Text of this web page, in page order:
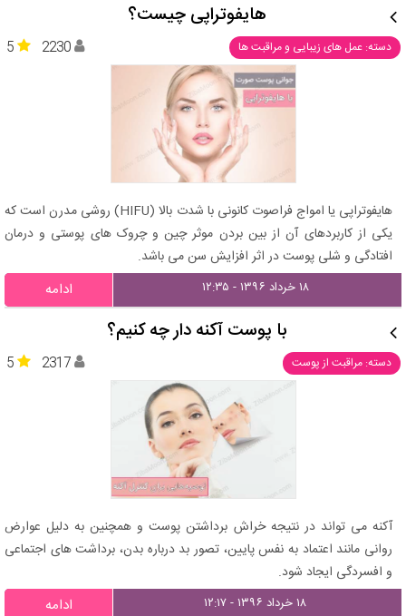
هایفوتراپی چیست؟
دسته: عمل های زیبایی و مراقبت ها 5 2230
هایفوتراپی یا امواج فراصوت کانونی با شدت بالا (HIFU) روشی مدرن است که
یکی از کاربردهای آن از بین بردن موثر چین و چروک های پوستی و درمان
افتادگی و شلی پوست در اثر افزایش سن می باشد.
۱۸ خرداد ۱۳۹۶ - ۱۲:۳۵ ادامه
با پوست آکنه دار چه کنیم؟
دسته: مراقبت از پوست 5 2317
آکنه می تواند در نتیجه خراش برداشتن پوست و همچنین به دلیل عوارض
روانی مانند اعتماد به نفس پایین، تصور بد درباره بدن، برداشت های اجتماعی
و افسردگی ایجاد شود.
۱۸ خرداد ۱۳۹۶ - ۱۲:۱۷ ادامه